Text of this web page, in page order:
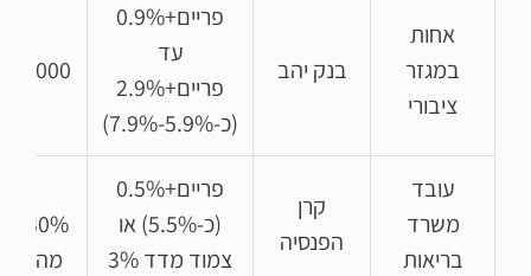
אחות
במגזר
ציבורי
בנק יהב
פריים+0.9%
עד
פריים+2.9%
(כ-5.9%-7.9%)
₪
עובד
משרד
בריאות
קרן
הפנסיה
פריים+0.5%
(כ-5.5%) או
צמוד מדד 3%